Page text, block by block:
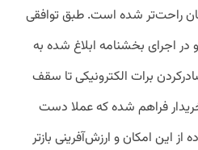
راحت‌تر شده است. طبق توافقی
اجرای بخشنامه ابلاغ شده به
برات الکترونیکی تا سقف
فراهم شده که عملا دست
از این امکان و ارزش‌آفرینی بازتر